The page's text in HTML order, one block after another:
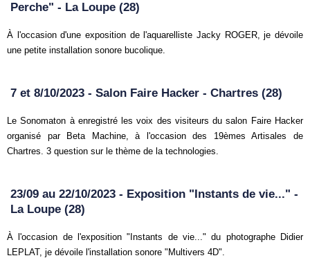
Perche" - La Loupe (28)
À l'occasion d'une exposition de l'aquarelliste Jacky ROGER, je dévoile
une petite installation sonore bucolique.
7 et 8/10/2023 - Salon Faire Hacker - Chartres (28)
Le Sonomaton à enregistré les voix des visiteurs du salon Faire Hacker
organisé par Beta Machine, à l'occasion des 19èmes Artisales de
Chartres. 3 question sur le thème de la technologies.
23/09 au 22/10/2023 - Exposition "Instants de vie..." -
La Loupe (28)
À l'occasion de l'exposition "Instants de vie..." du photographe Didier
LEPLAT, je dévoile l'installation sonore "Multivers 4D".